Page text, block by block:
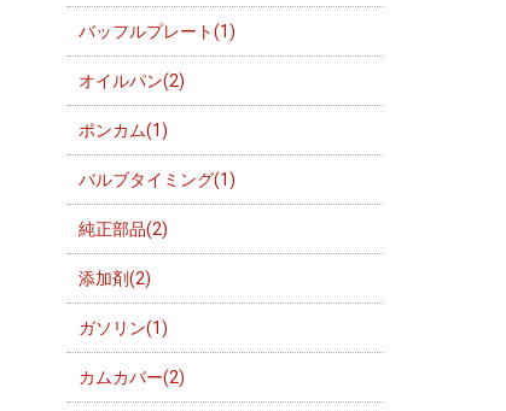
バッフルプレート(1)
オイルパン(2)
ポンカム(1)
バルブタイミング(1)
純正部品(2)
添加剤(2)
ガソリン(1)
カムカバー(2)